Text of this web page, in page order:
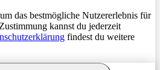
das bestmögliche Nutzererlebnis für
kannst du jederzeit
findest du weitere